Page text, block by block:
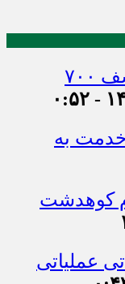
هلاکت چهار شرور مسلح وکشف ۷۰۰
خدمت‌ به
کوهدشت
عملیاتی